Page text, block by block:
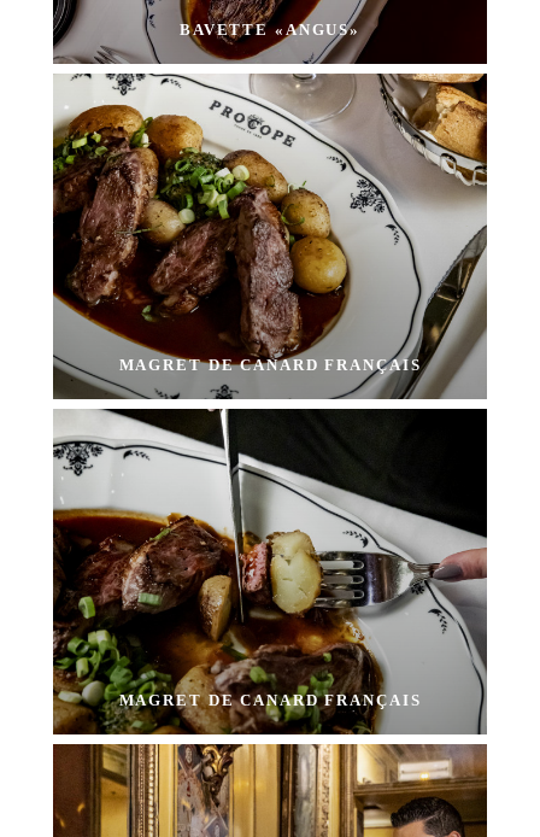
BAVETTE «ANGUS»
MAGRET DE CANARD FRANÇAIS
MAGRET DE CANARD FRANÇAIS